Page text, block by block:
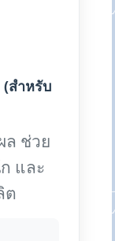
(สำหรับ
ล ช่วย
และ
ต